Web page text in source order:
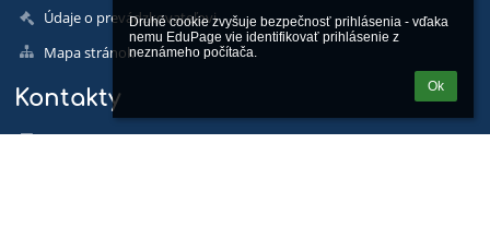
Druhé cookie zvyšuje bezpečnosť prihlásenia - vďaka
nemu EduPage vie identifikovať prihlásenie z
neznámeho počítača.
Ok
Údaje o prevádzkovateľovi
Mapa stránok
Kontakty
Základná škola s materskou školou, Radvanská 1, Banská